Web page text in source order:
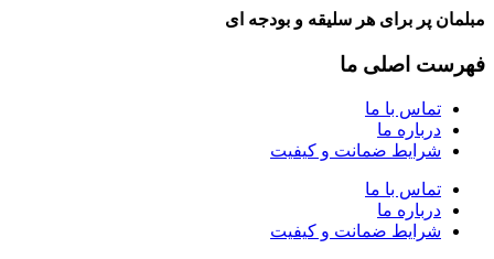
مبلمان پر برای هر سلیقه و بودجه ای
فهرست اصلی ما
تماس با ما
درباره ما
شرایط ضمانت و کیفیت
تماس با ما
درباره ما
شرایط ضمانت و کیفیت